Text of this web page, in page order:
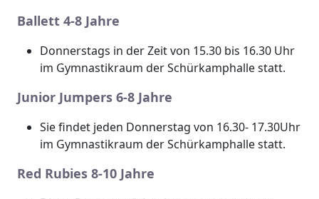
Ballett 4-8 Jahre
Donnerstags in der Zeit von 15.30 bis 16.30 Uhr
im Gymnastikraum der Schürkamphalle statt.
Junior Jumpers 6-8 Jahre
Sie findet jeden Donnerstag von 16.30- 17.30Uhr
im Gymnastikraum der Schürkamphalle statt.
Red Rubies 8-10 Jahre